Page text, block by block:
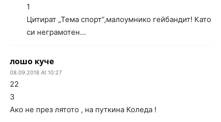
1
Цитират „Тема спорт“,малоумнико гейбандит! Като
си неграмотен…
лошо куче
08.09.2018 At 10:27
22
3
Ако не през лятото , на путкина Коледа !